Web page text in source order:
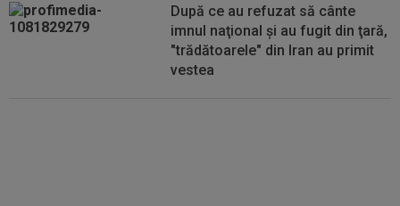
După ce au refuzat să cânte
imnul naţional şi au fugit din ţară,
"trădătoarele" din Iran au primit
vestea